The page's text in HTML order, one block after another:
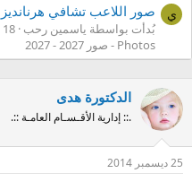
ي صور اللاعب تشافي هرنانديز 2027
بُدأت بواسطة ياسمين رحب 18 مايو 2013
Photos - صور 2027 - 2027
الدكتورة هدى
.:: إدارية الأقـسـام العامـة ::.
25 ديسمبر 2014